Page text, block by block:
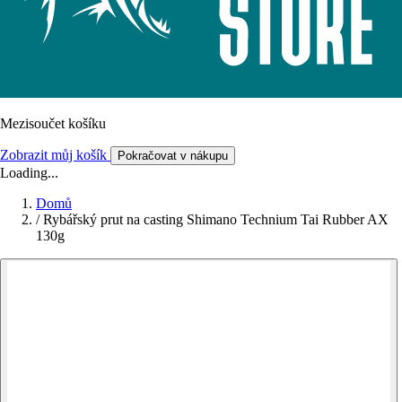
Mezisoučet košíku
Zobrazit můj košík Pokračovat v nákupu
Loading...
Domů
/ Rybářský prut na casting Shimano Technium Tai Rubber AX
130g